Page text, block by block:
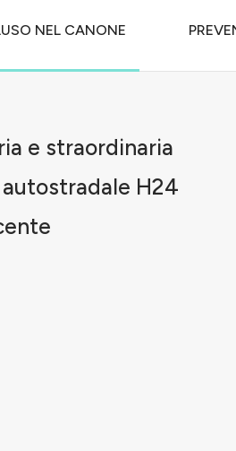
NEL CANONE
e straordinaria
H24